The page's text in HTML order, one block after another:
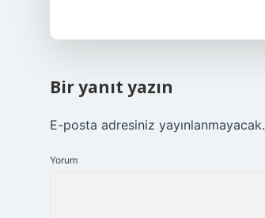
Bir yanıt yazın
E-posta adresiniz yayınlanmayacak.
Yorum